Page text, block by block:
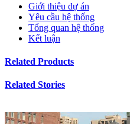
Giới thiệu dự án
Yêu cầu hệ thống
Tổng quan hệ thống
Kết luận
Related Products
Related Stories